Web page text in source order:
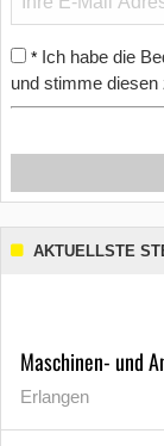
* Ich habe die
und stimme diesen
AKTUELLSTE
Maschinen- und
Erlangen